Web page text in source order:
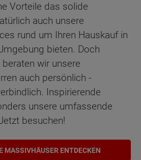
Vorteile das solide
auch unsere
rund um Ihren Hauskauf in
bieten. Doch
wir unsere
auch persönlich -
Inspirierende
unsere umfassende
besuchen!
MASSIVHÄUSER ENTDECKEN